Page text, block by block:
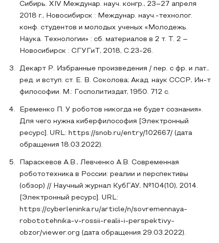
Сибирь. XIV Междунар. науч. конгр., 23–27 апреля
2018 г., Новосибирск : Междунар. науч.-технолог.
конф. студентов и молодых ученых «Молодежь.
Наука. Технологии» : сб. материалов в 2 т. Т. 2 –
Новосибирск : СГУГиТ, 2018, С.23-26.
Декарт Р. Избранные произведения / пер. с фр. и лат.,
ред. и вступ. ст. Е. В. Соколова; Акад. наук СССР, Ин-т
философии. М.: Госполитиздат, 1950. 712 с.
Еременко П. У роботов никогда не будет сознания».
Для чего нужна киберфилософия [Электронный
ресурс]. URL: https://snob.ru/entry/102667/ (дата
обращения 18.03.2022).
Параскевов А.В., Левченко А.В. Современная
робототехника в России: реалии и перспективы
(обзор) // Научный журнал КубГАУ, №104(10), 2014.
[Электронный ресурс]. URL:
https://cyberleninka.ru/article/n/sovremennaya-
robototehnika-v-rossii-realii-i-perspektivy-
obzor/viewer.org (дата обращения 29.03.2022).